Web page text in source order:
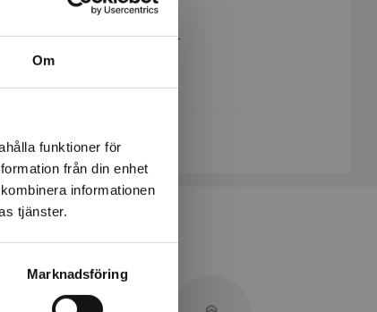
Om
funktioner för
från din enhet
informationen
tjänster.
Marknadsföring
Utgivningsår:
2022
44383-01
Upplaga:
472
Köp- och leveransvillkor